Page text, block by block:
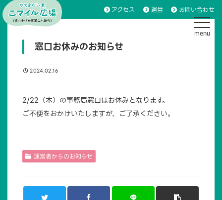
アクセス 運営 お問い合わせ
toggle
窓口お休みのお知らせ
2024.02.16
2/22（木）の事務局窓口はお休みとなります。
ご不便をおかけいたしますが、ご了承ください。
運営者からのお知らせ